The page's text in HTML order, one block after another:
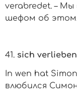
verabredet. – Мы
шефом об
41. sich
In wen hat
влюбился